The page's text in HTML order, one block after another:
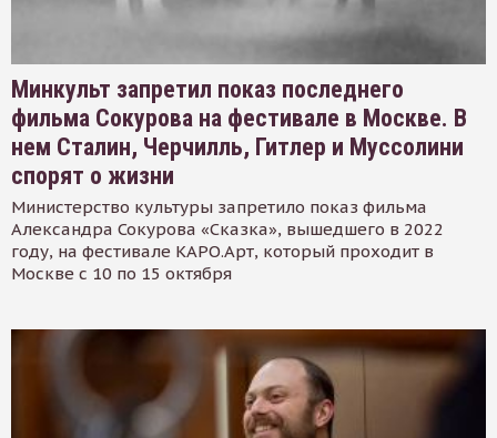
Минкульт запретил показ последнего
фильма Сокурова на фестивале в Москве. В
нем Сталин, Черчилль, Гитлер и Муссолини
спорят о жизни
Министерство культуры запретило показ фильма
Александра Сокурова «Сказка», вышедшего в 2022
году, на фестивале КАРО.Арт, который проходит в
Москве с 10 по 15 октября